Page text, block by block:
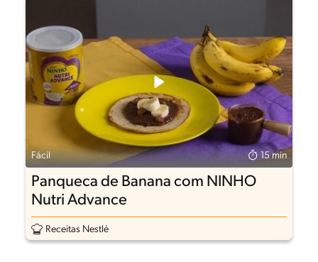
Fácil 15 min
Panqueca de Banana com NINHO
Nutri Advance
Receitas Nestlé